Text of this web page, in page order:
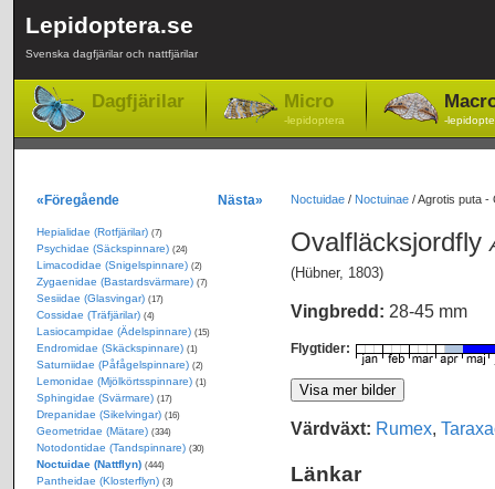
Lepidoptera.se
Svenska dagfjärilar och nattfjärilar
Dagfjärilar Micro
-lepidoptera -
Noctuidae/ Noctuinae/Agrotis puta -
Ovalfläcksjordfly
(Hübner, 1803)
Vingbredd: 28-45 mm
Flygtider:
Värdväxt: Rumex,
Länkar
«Föregående Nästa»
Hepialidae (Rotfjärilar) (7)
Psychidae (Säckspinnare) (24)
Limacodidae (Snigelspinnare) (2)
Zygaenidae (Bastardsvärmare) (7)
Sesiidae (Glasvingar) (17)
Cossidae (Träfjärilar) (4)
Lasiocampidae (Ädelspinnare) (15)
Endromidae (Skäckspinnare) (1)
Saturniidae (Påfågelspinnare) (2)
Lemonidae (Mjölkörtsspinnare) (1)
Sphingidae (Svärmare) (17)
Drepanidae (Sikelvingar) (16)
Geometridae (Mätare) (334)
Notodontidae (Tandspinnare) (30)
Noctuidae (Nattflyn) (444)
Pantheidae (Klosterflyn) (3)